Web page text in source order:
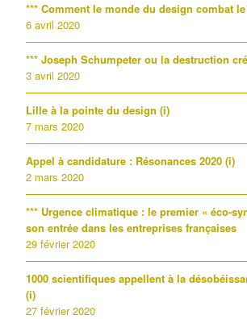
*** Comment le monde du design combat
6 avril 2020
*** Joseph Schumpeter ou la destruction
3 avril 2020
Lille à la pointe du design (i)
7 mars 2020
Appel à candidature : Résonances 2020 (i)
2 mars 2020
*** Urgence climatique : le premier « éco-
son entrée dans les entreprises françaises
29 février 2020
1000 scientifiques appellent à la
(i)
27 février 2020